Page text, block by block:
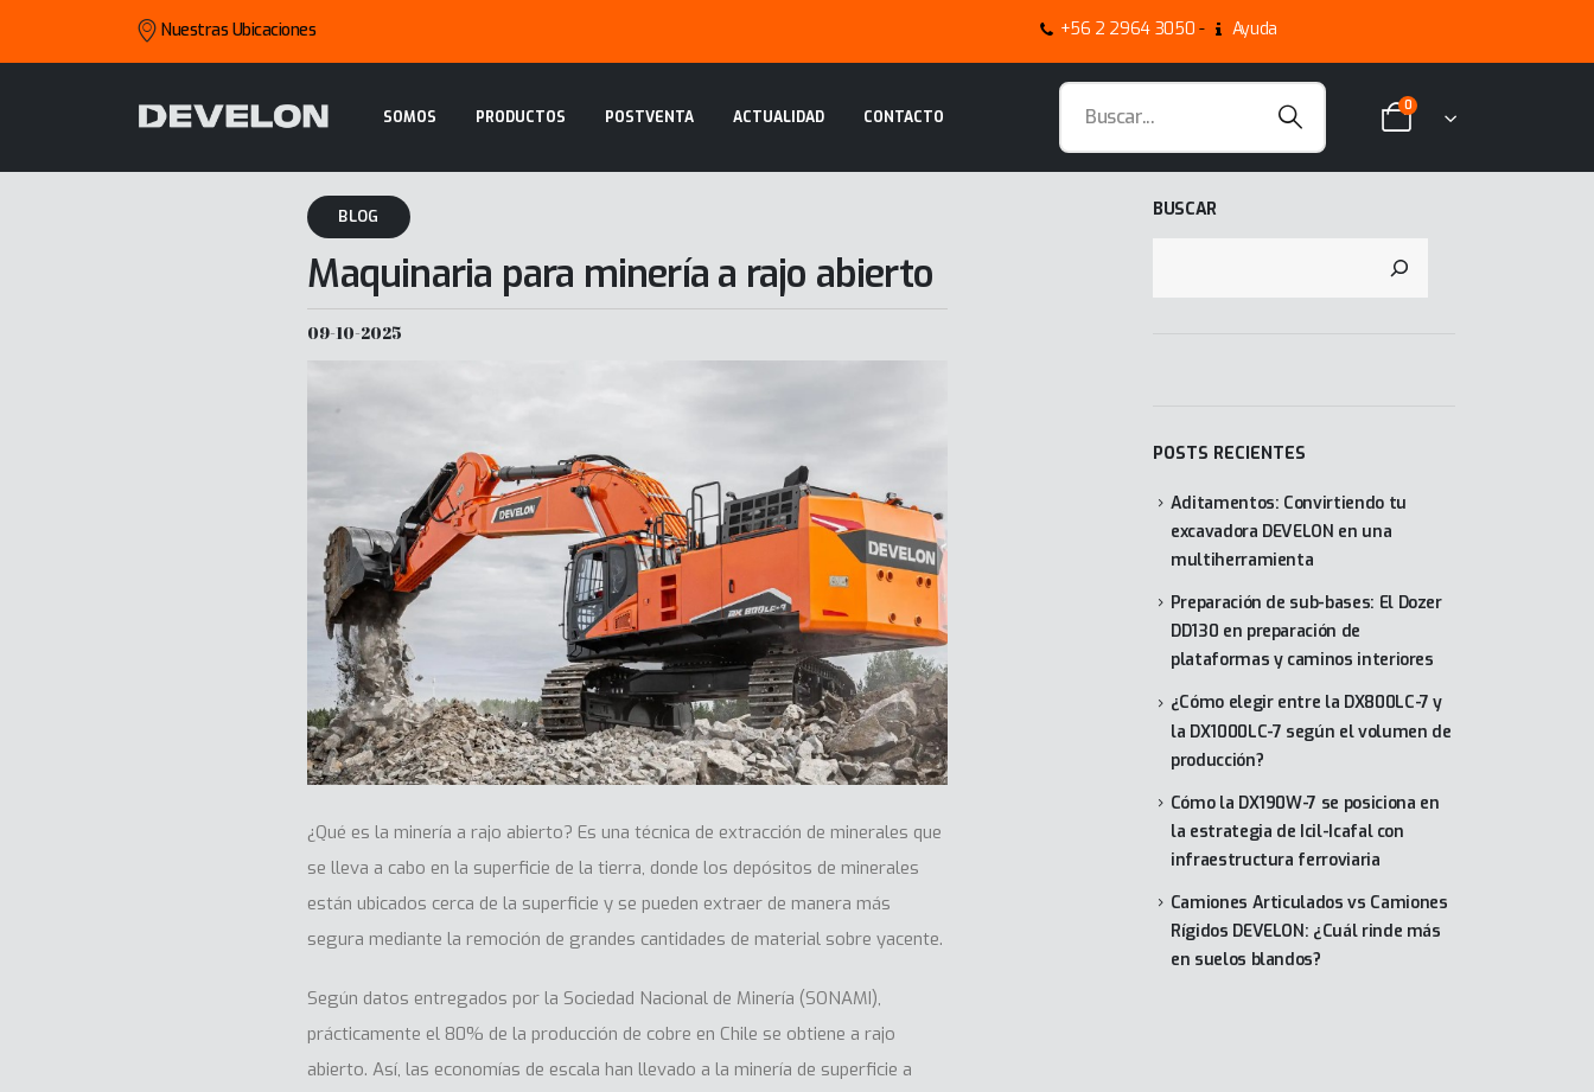
Nuestras Ubicaciones +56 2 2964 3050 - Ayuda
SOMOS PRODUCTOS POSTVENTA ACTUALIDAD CONTACTO
0
BLOG
Maquinaria para minería a rajo abierto
09-10-2025
¿Qué es la minería a rajo abierto? Es una técnica de extracción de minerales que
se lleva a cabo en la superficie de la tierra, donde los depósitos de minerales
están ubicados cerca de la superficie y se pueden extraer de manera más
segura mediante la remoción de grandes cantidades de material sobre yacente.
Según datos entregados por la Sociedad Nacional de Minería (SONAMI),
prácticamente el 80% de la producción de cobre en Chile se obtiene a rajo
abierto. Así, las economías de escala han llevado a la minería de superficie a
BUSCAR
POSTS RECIENTES
Aditamentos: Convirtiendo tu
excavadora DEVELON en una
multiherramienta
Preparación de sub-bases: El Dozer
DD130 en preparación de
plataformas y caminos interiores
¿Cómo elegir entre la DX800LC-7 y
la DX1000LC-7 según el volumen de
producción?
Cómo la DX190W-7 se posiciona en
la estrategia de Icil-Icafal con
infraestructura ferroviaria
Camiones Articulados vs Camiones
Rígidos DEVELON: ¿Cuál rinde más
en suelos blandos?